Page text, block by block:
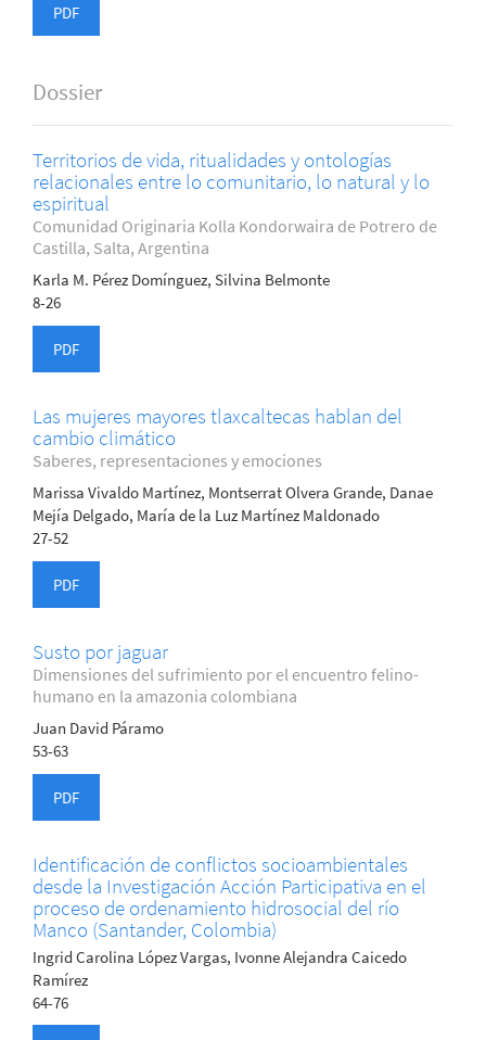
PDF
Dossier
Territorios de vida, ritualidades y ontologías
relacionales entre lo comunitario, lo natural y lo
espiritual
Comunidad Originaria Kolla Kondorwaira de Potrero de
Castilla, Salta, Argentina
Karla M. Pérez Domínguez, Silvina Belmonte
8-26
PDF
Las mujeres mayores tlaxcaltecas hablan del
cambio climático
Saberes, representaciones y emociones
Marissa Vivaldo Martínez, Montserrat Olvera Grande, Danae
Mejía Delgado, María de la Luz Martínez Maldonado
27-52
PDF
Susto por jaguar
Dimensiones del sufrimiento por el encuentro felino-
humano en la amazonia colombiana
Juan David Páramo
53-63
PDF
Identificación de conflictos socioambientales
desde la Investigación Acción Participativa en el
proceso de ordenamiento hidrosocial del río
Manco (Santander, Colombia)
Ingrid Carolina López Vargas, Ivonne Alejandra Caicedo
Ramírez
64-76